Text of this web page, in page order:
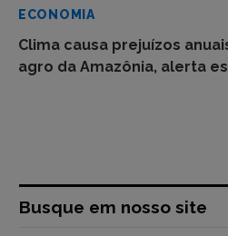
ECONOMIA
Clima causa prejuízos
agro da Amazônia, alerta
Busque em nosso site